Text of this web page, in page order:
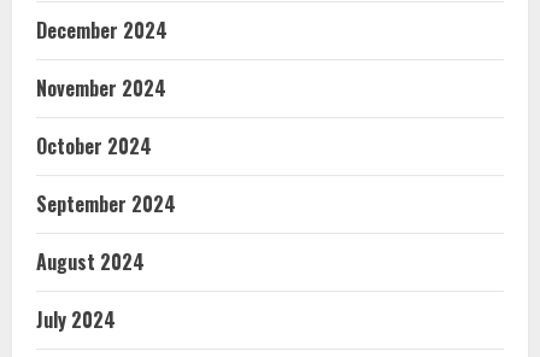
December 2024
November 2024
October 2024
September 2024
August 2024
July 2024